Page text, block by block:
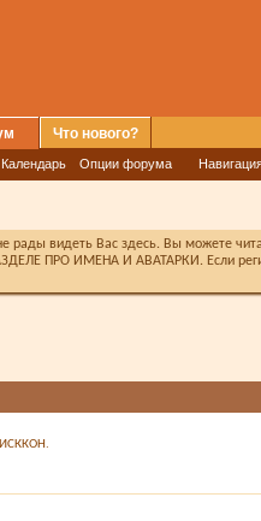
Календарь Опции форума
Что нового?
видеть Вас здесь. Вы можете
ПРО ИМЕНА И АВАТАРКИ. Если
ИСККОН.